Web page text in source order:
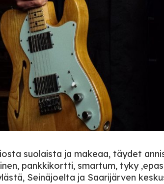
suolaista ja makeaa, täydet
pankkikortti, smartum, tyky
Seinäjoelta ja Saarijärven